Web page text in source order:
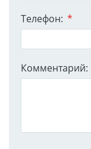
Телефон: *
Комментарий: